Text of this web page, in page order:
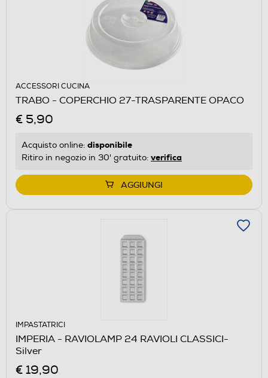
ACCESSORI CUCINA
TRABO - COPERCHIO 27-TRASPARENTE OPACO
€ 5,90
Acquisto online: disponibile
Ritiro in negozio in 30' gratuito: verifica
AGGIUNGI
IMPASTATRICI
IMPERIA - RAVIOLAMP 24 RAVIOLI CLASSICI-
Silver
€ 19,90